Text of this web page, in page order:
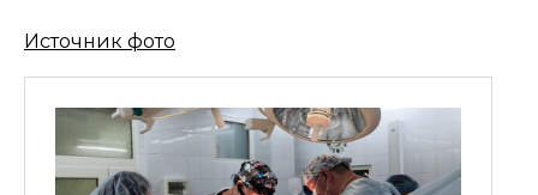
Источник фото